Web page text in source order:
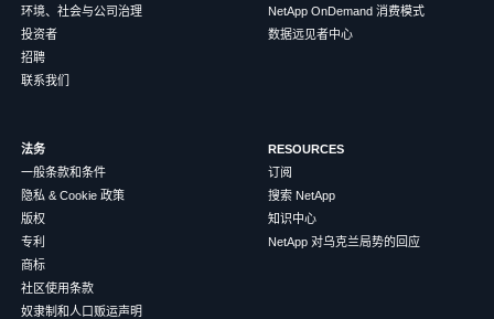
环境、社会与公司治理
投资者
招聘
联系我们
NetApp OnDemand 消费模式
数据远见者中心
法务
一般条款和条件
隐私 & Cookie 政策
版权
专利
商标
社区使用条款
奴隶制和人口贩运声明
RESOURCES
订阅
搜索 NetApp
知识中心
NetApp 对乌克兰局势的回应